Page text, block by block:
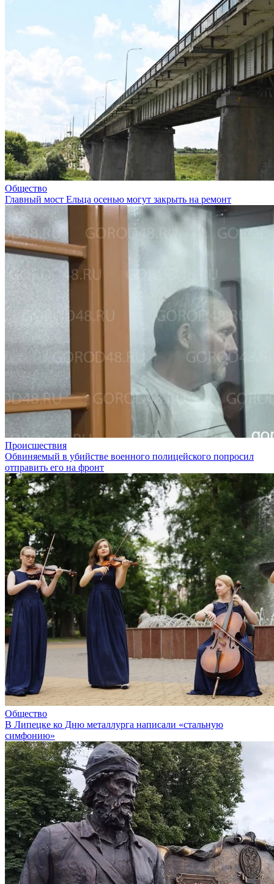
Общество
Главный мост Ельца осенью могут закрыть на ремонт
Происшествия
Обвиняемый в убийстве военного полицейского попросил
отправить его на фронт
Общество
В Липецке ко Дню металлурга написали «стальную
симфонию»